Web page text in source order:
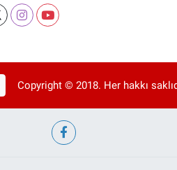
Copyright © 2018. Her hakkı